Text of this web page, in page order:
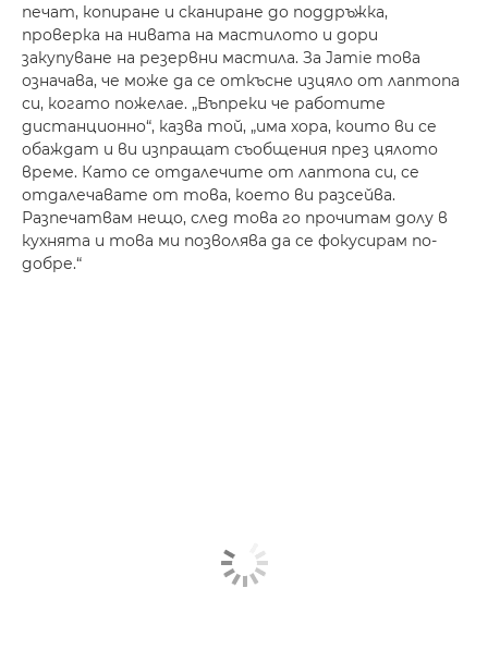
печат, копиране и сканиране до поддръжка,
проверка на нивата на мастилото и дори
закупуване на резервни мастила. За Jamie това
означава, че може да се откъсне изцяло от лаптопа
си, когато пожелае. „Въпреки че работите
дистанционно“, казва той, „има хора, които ви се
обаждат и ви изпращат съобщения през цялото
време. Като се отдалечите от лаптопа си, се
отдалечавате от това, което ви разсейва.
Разпечатвам нещо, след това го прочитам долу в
кухнята и това ми позволява да се фокусирам по-
добре.“